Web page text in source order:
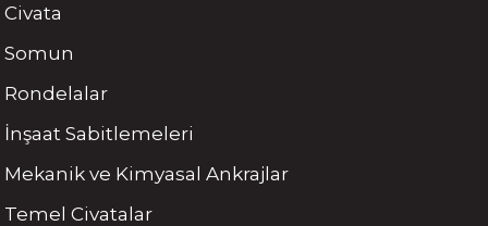
Civata
Somun
Rondelalar
İnşaat Sabitlemeleri
Mekanik ve Kimyasal Ankrajlar
Temel Civatalar